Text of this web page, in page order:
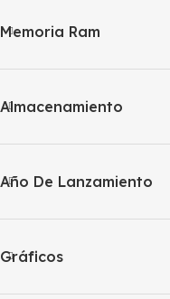
Memoria Ram
Almacenamiento
Año De Lanzamiento
Gráficos